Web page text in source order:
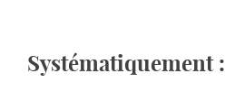
Systématiquement :